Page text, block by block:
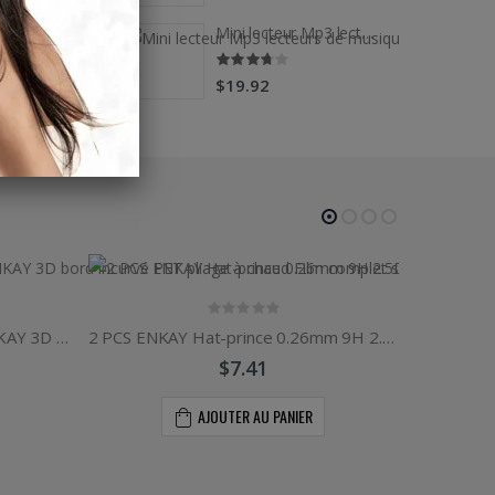
Mini lecteur Mp3 lecteurs de musique multifonctions
$19.92
5 pièces pour Honor 60 Pro ENKAY 3D bord incurvé PET pliage à chaud Film complet souple 2 PCS ENKAY Hat-prince 0.26mm 9H 2.5D Film de verre trempé à bord incurvé pour Huawei Y9 / Enjoy 9+
$7.41
AJOUTER AU PANIER